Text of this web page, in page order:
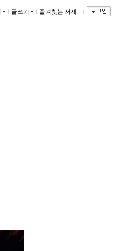
ｌ 글쓰기 ｌ 즐겨찾는 서재 ｌ